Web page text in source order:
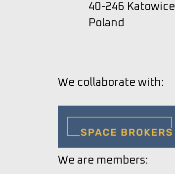
40-246 Katowice
Poland
We collaborate with:
We are members: